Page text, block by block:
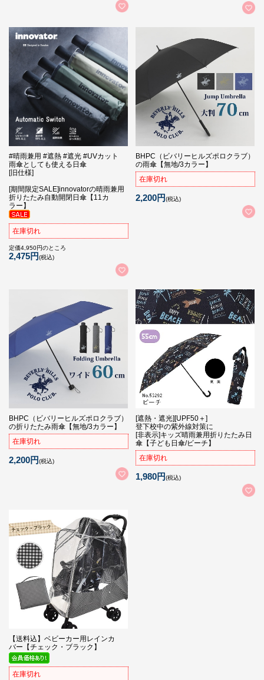
#晴雨兼用 #遮熱 #遮光 #UVカット
雨傘としても使える日傘
[旧仕様]
[期間限定SALE]innovatorの晴雨兼用
折りたたみ自動開閉日傘【11カ
ラー】
在庫切れ
定価4,950円のところ
2,475円(税込)
BHPC（ビバリーヒルズポロクラブ）
の雨傘【無地/3カラー】
在庫切れ
2,200円(税込)
BHPC（ビバリーヒルズポロクラブ）
の折りたたみ雨傘【無地/3カラー】
在庫切れ
2,200円(税込)
[遮熱・遮光][UPF50＋]
登下校中の紫外線対策に
[非表示]キッズ晴雨兼用折りたたみ日
傘【子ども日傘/ビーチ】
在庫切れ
1,980円(税込)
【送料込】ベビーカー用レインカ
バー【チェック・ブラック】
在庫切れ